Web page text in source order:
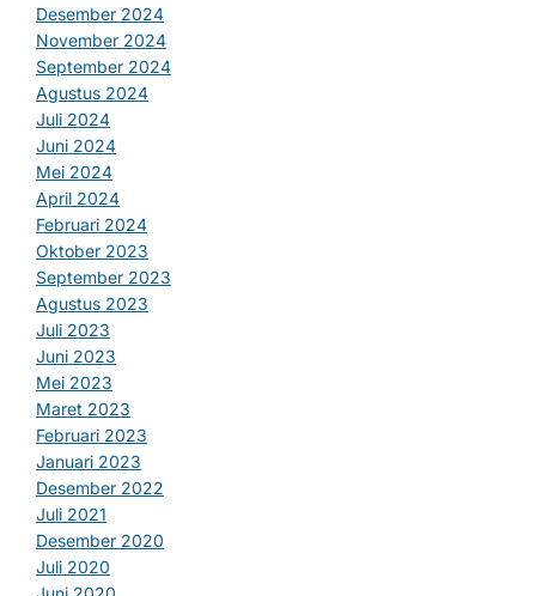
Desember 2024
November 2024
September 2024
Agustus 2024
Juli 2024
Juni 2024
Mei 2024
April 2024
Februari 2024
Oktober 2023
September 2023
Agustus 2023
Juli 2023
Juni 2023
Mei 2023
Maret 2023
Februari 2023
Januari 2023
Desember 2022
Juli 2021
Desember 2020
Juli 2020